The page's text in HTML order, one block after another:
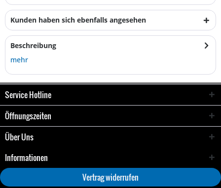
Kunden haben sich ebenfalls angesehen
Beschreibung
mehr
Service Hotline
Öffnungszeiten
Über Uns
Informationen
Vertrag widerrufen